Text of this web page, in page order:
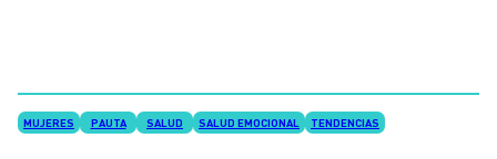
MUJERES PAUTA SALUD SALUD EMOCIONAL TENDENCIAS